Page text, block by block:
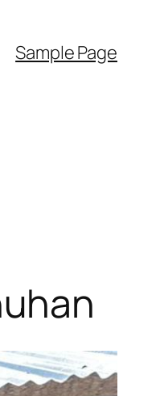
Sample Page